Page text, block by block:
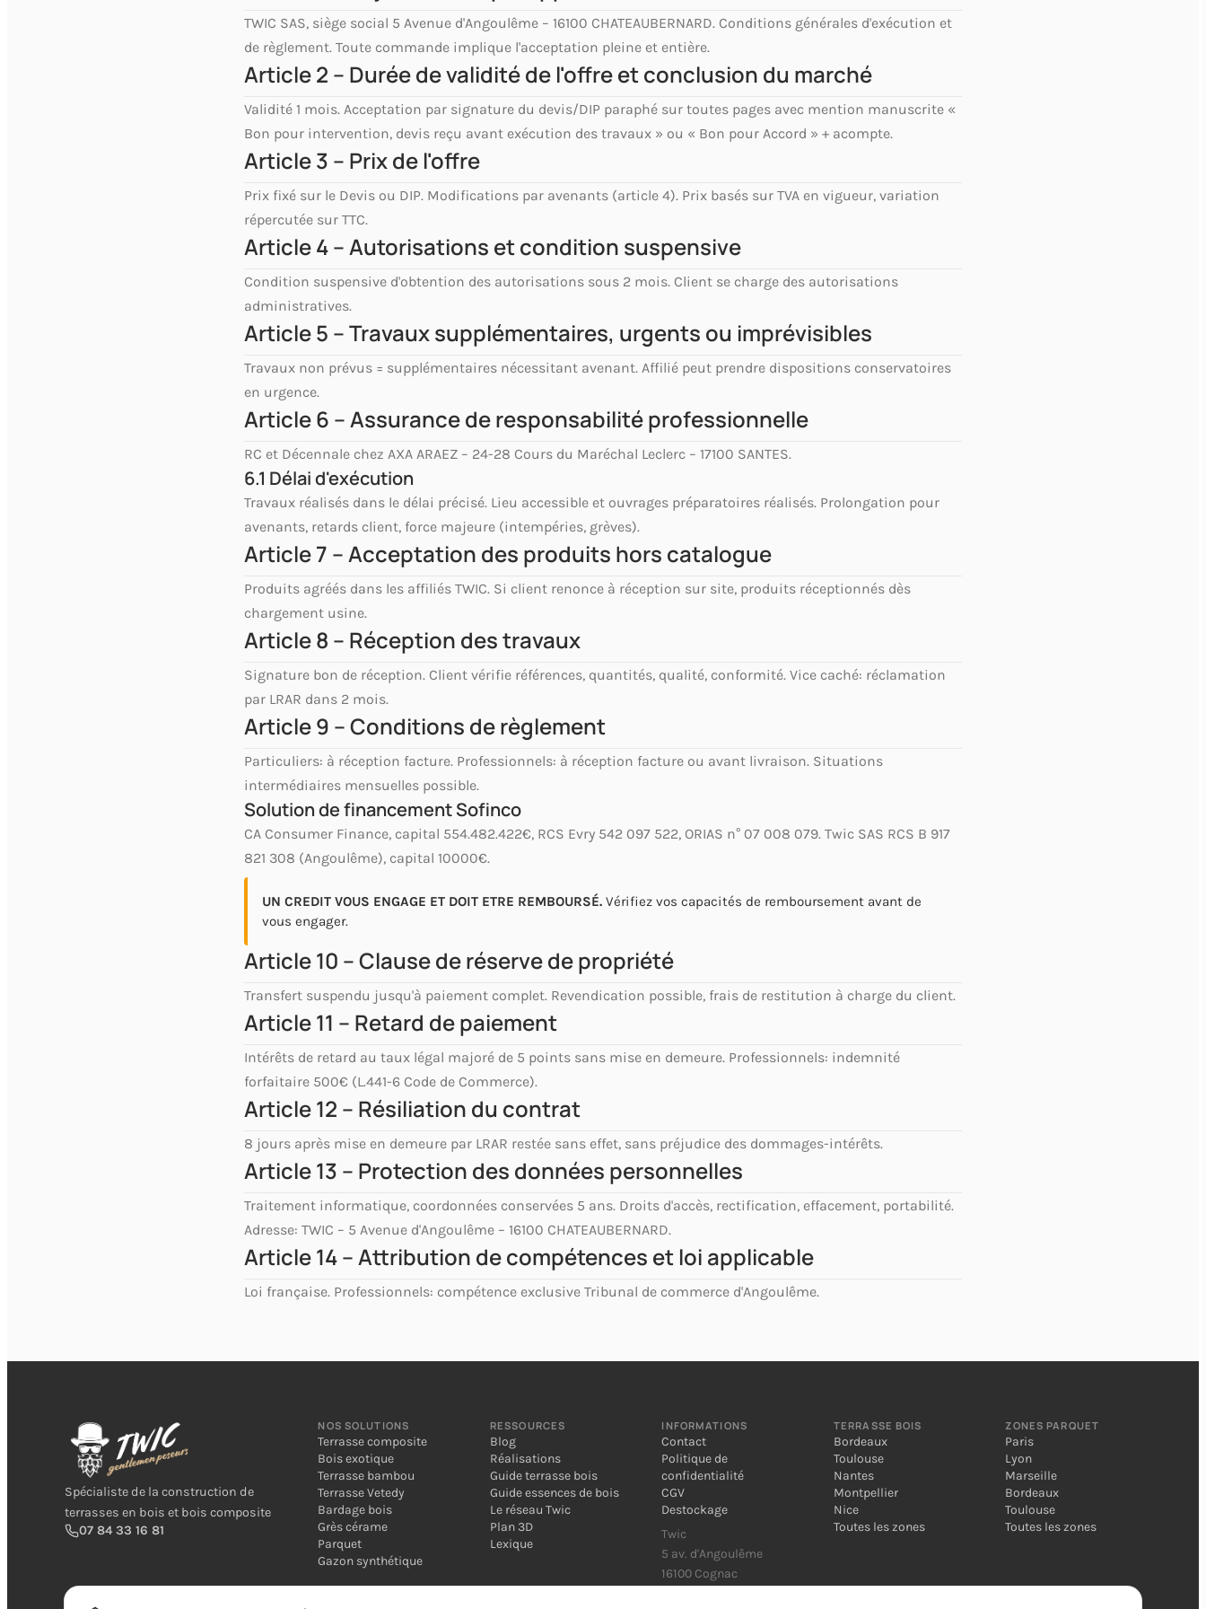
TWIC SAS, siège social 5 Avenue d'Angoulême – 16100 CHATEAUBERNARD. Conditions générales d'exécution et
de règlement. Toute commande implique l'acceptation pleine et entière.
Article 2 – Durée de validité de l'offre et conclusion du marché
Validité 1 mois. Acceptation par signature du devis/DIP paraphé sur toutes pages avec mention manuscrite «
Bon pour intervention, devis reçu avant exécution des travaux » ou « Bon pour Accord » + acompte.
Article 3 – Prix de l'offre
Prix fixé sur le Devis ou DIP. Modifications par avenants (article 4). Prix basés sur TVA en vigueur, variation
répercutée sur TTC.
Article 4 – Autorisations et condition suspensive
Condition suspensive d'obtention des autorisations sous 2 mois. Client se charge des autorisations
administratives.
Article 5 – Travaux supplémentaires, urgents ou imprévisibles
Travaux non prévus = supplémentaires nécessitant avenant. Affilié peut prendre dispositions conservatoires
en urgence.
Article 6 – Assurance de responsabilité professionnelle
RC et Décennale chez AXA ARAEZ – 24-28 Cours du Maréchal Leclerc – 17100 SANTES.
6.1 Délai d'exécution
Travaux réalisés dans le délai précisé. Lieu accessible et ouvrages préparatoires réalisés. Prolongation pour
avenants, retards client, force majeure (intempéries, grèves).
Article 7 – Acceptation des produits hors catalogue
Produits agréés dans les affiliés TWIC. Si client renonce à réception sur site, produits réceptionnés dès
chargement usine.
Article 8 – Réception des travaux
Signature bon de réception. Client vérifie références, quantités, qualité, conformité. Vice caché: réclamation
par LRAR dans 2 mois.
Article 9 – Conditions de règlement
Particuliers: à réception facture. Professionnels: à réception facture ou avant livraison. Situations
intermédiaires mensuelles possible.
Solution de financement Sofinco
CA Consumer Finance, capital 554.482.422€, RCS Evry 542 097 522, ORIAS n° 07 008 079. Twic SAS RCS B 917
821 308 (Angoulême), capital 10000€.
UN CREDIT VOUS ENGAGE ET DOIT ETRE REMBOURSÉ. Vérifiez vos capacités de remboursement avant de
vous engager.
Article 10 – Clause de réserve de propriété
Transfert suspendu jusqu'à paiement complet. Revendication possible, frais de restitution à charge du client.
Article 11 – Retard de paiement
Intérêts de retard au taux légal majoré de 5 points sans mise en demeure. Professionnels: indemnité
forfaitaire 500€ (L.441-6 Code de Commerce).
Article 12 – Résiliation du contrat
8 jours après mise en demeure par LRAR restée sans effet, sans préjudice des dommages-intérêts.
Article 13 – Protection des données personnelles
Traitement informatique, coordonnées conservées 5 ans. Droits d'accès, rectification, effacement, portabilité.
Adresse: TWIC – 5 Avenue d'Angoulême – 16100 CHATEAUBERNARD.
Article 14 – Attribution de compétences et loi applicable
Loi française. Professionnels: compétence exclusive Tribunal de commerce d'Angoulême.
Spécialiste de la construction de
terrasses en bois et bois composite
07 84 33 16 81
NOS SOLUTIONS
Terrasse composite
Bois exotique
Terrasse bambou
Terrasse Vetedy
Bardage bois
Grès cérame
Parquet
Gazon synthétique
RESSOURCES
Blog
Réalisations
Guide terrasse bois
Guide essences de bois
Le réseau Twic
Plan 3D
Lexique
INFORMATIONS
Contact
Politique de
confidentialité
CGV
Destockage
Twic
5 av. d'Angoulême
16100 Cognac
TERRASSE BOIS
Bordeaux
Toulouse
Nantes
Montpellier
Nice
Toutes les zones
ZONES PARQUET
Paris
Lyon
Marseille
Bordeaux
Toulouse
Toutes les zones